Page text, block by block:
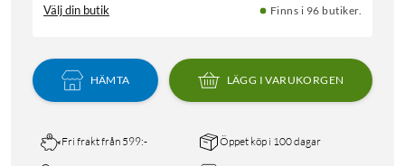
Välj din butik Finns i 96 butiker.
HÄMTA LÄGG I VARUKORGEN
Fri frakt från 599:- Öppet köp i 100 dagar